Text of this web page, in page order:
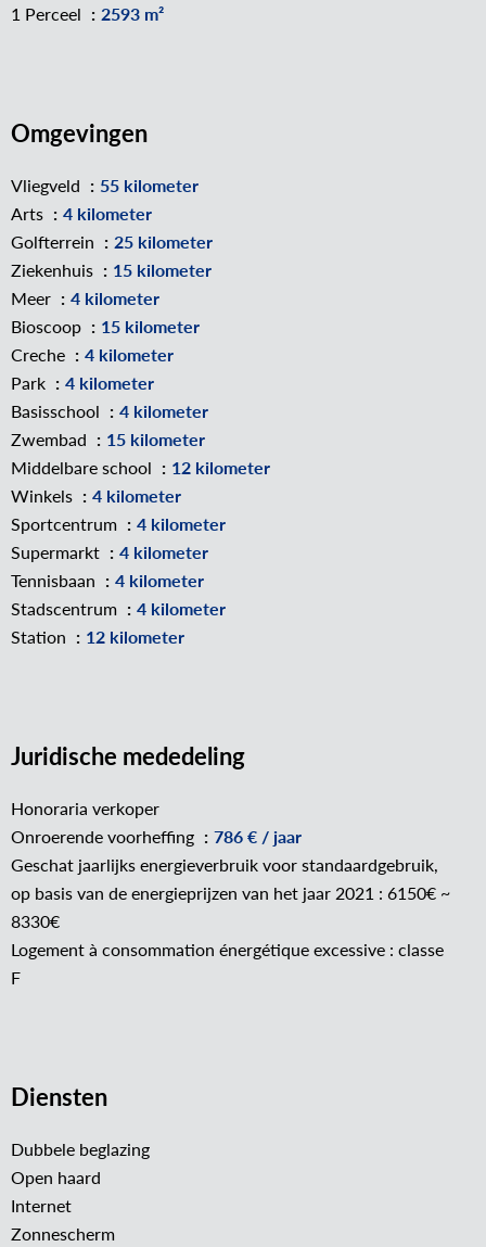
1 Perceel
2593 m²
Omgevingen
Vliegveld
55 kilometer
Arts
4 kilometer
Golfterrein
25 kilometer
Ziekenhuis
15 kilometer
Meer
4 kilometer
Bioscoop
15 kilometer
Creche
4 kilometer
Park
4 kilometer
Basisschool
4 kilometer
Zwembad
15 kilometer
Middelbare school
12 kilometer
Winkels
4 kilometer
Sportcentrum
4 kilometer
Supermarkt
4 kilometer
Tennisbaan
4 kilometer
Stadscentrum
4 kilometer
Station
12 kilometer
Juridische mededeling
Honoraria verkoper
Onroerende voorheffing
786 € / jaar
Geschat jaarlijks energieverbruik voor standaardgebruik,
op basis van de energieprijzen van het jaar 2021 : 6150€ ~
8330€
Logement à consommation énergétique excessive : classe
F
Diensten
Dubbele beglazing
Open haard
Internet
Zonnescherm